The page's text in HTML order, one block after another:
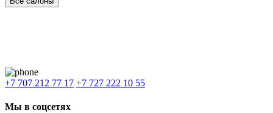
+7 707 212 77 17 +7 727 222 10 55
Мы в соцсетях